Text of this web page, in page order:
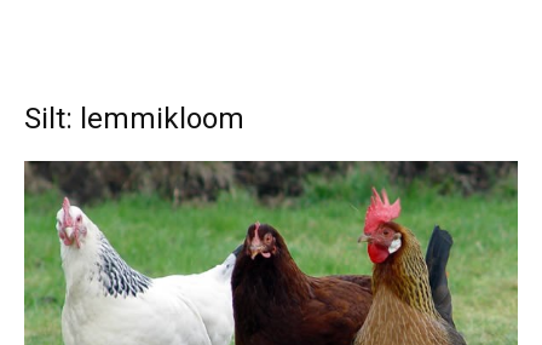
Silt: lemmikloom